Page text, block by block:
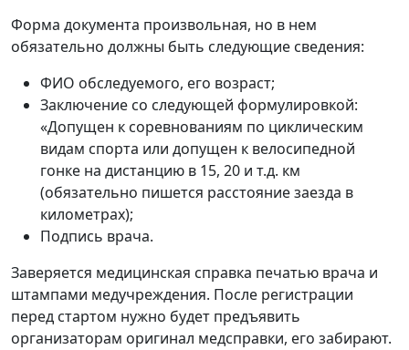
Форма документа произвольная, но в нем
обязательно должны быть следующие сведения:
ФИО обследуемого, его возраст;
Заключение со следующей формулировкой:
«Допущен к соревнованиям по циклическим
видам спорта или допущен к велосипедной
гонке на дистанцию в 15, 20 и т.д. км
(обязательно пишется расстояние заезда в
километрах);
Подпись врача.
Заверяется медицинская справка печатью врача и
штампами медучреждения. После регистрации
перед стартом нужно будет предъявить
организаторам оригинал медсправки, его забирают.